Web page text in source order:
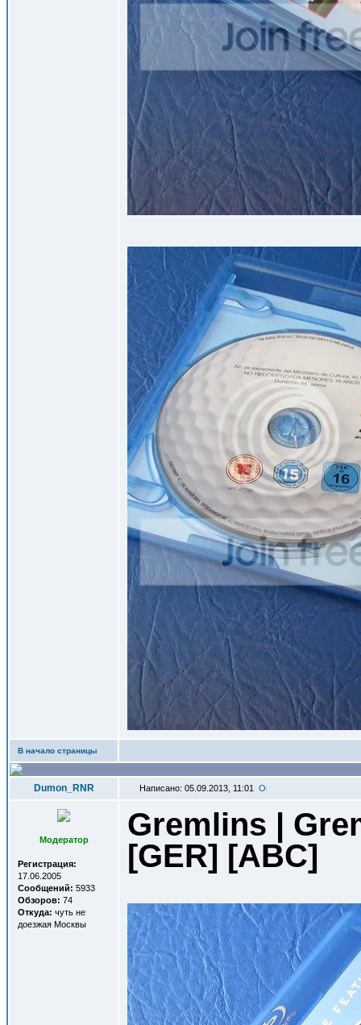
В начало страницы
Dumon_RNR Написано: 05.09.2013, 11:01
Модератор
Регистрация:
17.06.2005
Сообщений: 5933
Обзоров: 74
Откуда: чуть не
доезжая Москвы
Gremlins |
[GER] [ABC]